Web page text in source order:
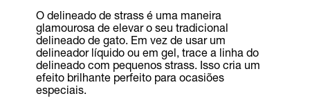
O delineado de strass é uma maneira
glamourosa de elevar o seu tradicional
delineado de gato. Em vez de usar um
delineador líquido ou em gel, trace a linha do
delineado com pequenos strass. Isso cria um
efeito brilhante perfeito para ocasiões
especiais.